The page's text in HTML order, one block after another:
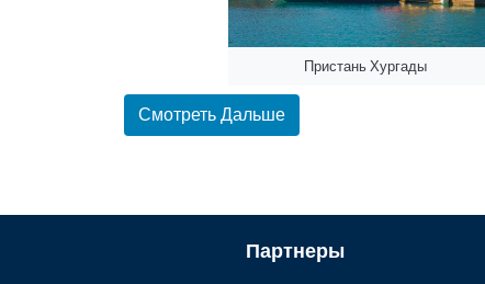
Пристань Хургады
Смотреть Дальше
Партнеры